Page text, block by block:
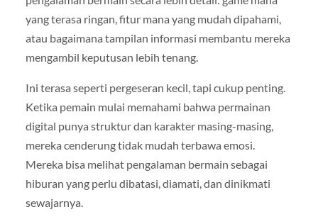
yang terasa ringan, fitur mana yang mudah dipahami,
atau bagaimana tampilan informasi membantu mereka
mengambil keputusan lebih tenang.
Ini terasa seperti pergeseran kecil, tapi cukup penting.
Ketika pemain mulai memahami bahwa permainan
digital punya struktur dan karakter masing-masing,
mereka cenderung tidak mudah terbawa emosi.
Mereka bisa melihat pengalaman bermain sebagai
hiburan yang perlu dibatasi, diamati, dan dinikmati
sewajarnya.